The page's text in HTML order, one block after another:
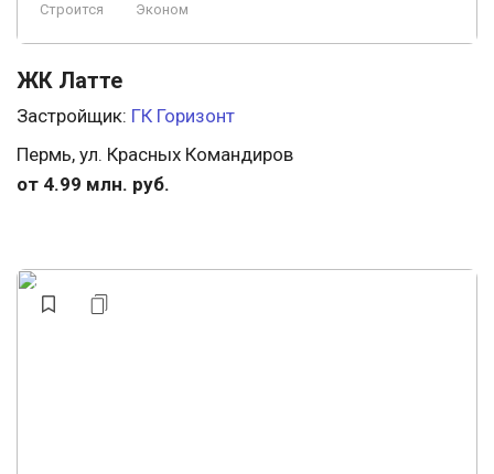
Строится Эконом
ЖК Латте
Застройщик: ГК Горизонт
Пермь, ул. Красных Командиров
от 4.99 млн. руб.